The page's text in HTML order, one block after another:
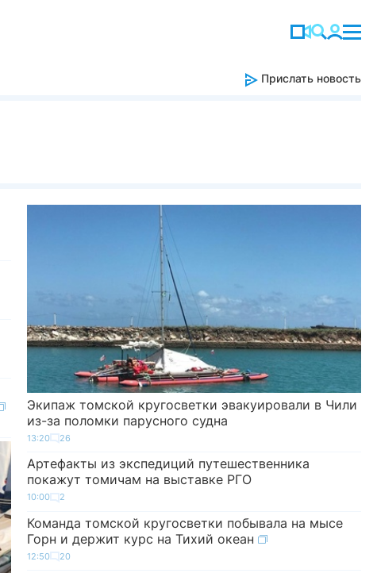
Прислать новость
Экипаж томской кругосветки эвакуировали в Чили
из-за поломки парусного судна
13:20 26
Артефакты из экспедиций путешественника
покажут томичам на выставке РГО
10:00 2
Команда томской кругосветки побывала на мысе
Горн и держит курс на Тихий океан
12:50 20